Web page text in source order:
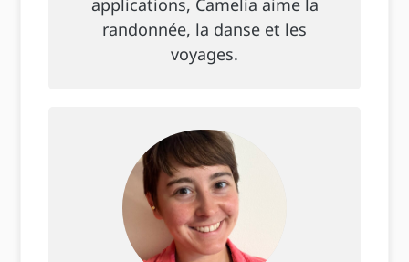
randonnée, la danse et les
voyages.